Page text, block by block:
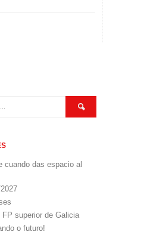
cuando das espacio al
superior de Galicia
o futuro!